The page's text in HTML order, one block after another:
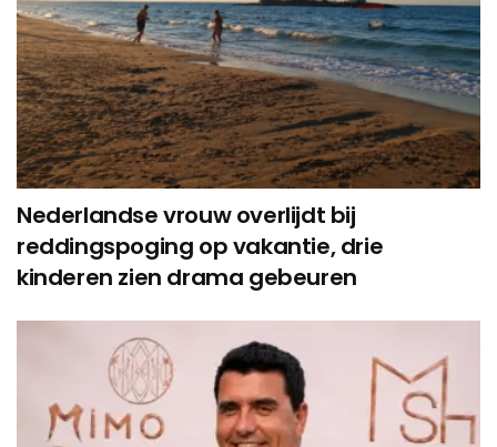
Nederlandse vrouw overlijdt bij
reddingspoging op vakantie, drie
kinderen zien drama gebeuren